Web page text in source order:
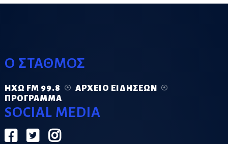
Ο ΣΤΑΘΜΟΣ
ΗΧΏ FM 99.8
ΑΡΧΕΊΟ ΕΙΔΉΣΕΩΝ
ΠΡΌΓΡΑΜΜΑ
SOCIAL MEDIA